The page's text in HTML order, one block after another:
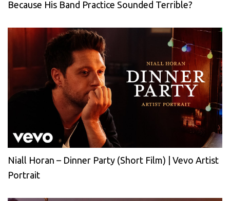
Because His Band Practice Sounded Terrible?
Niall Horan – Dinner Party (Short Film) | Vevo Artist
Portrait